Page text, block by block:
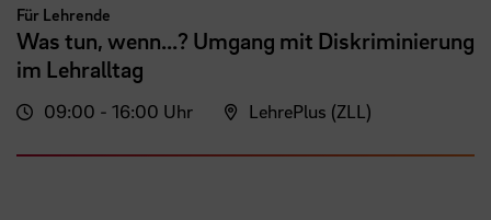
Für Lehrende
Was tun, wenn...? Umgang mit Diskriminierung
im Lehralltag
09:00 - 16:00 Uhr LehrePlus (ZLL)